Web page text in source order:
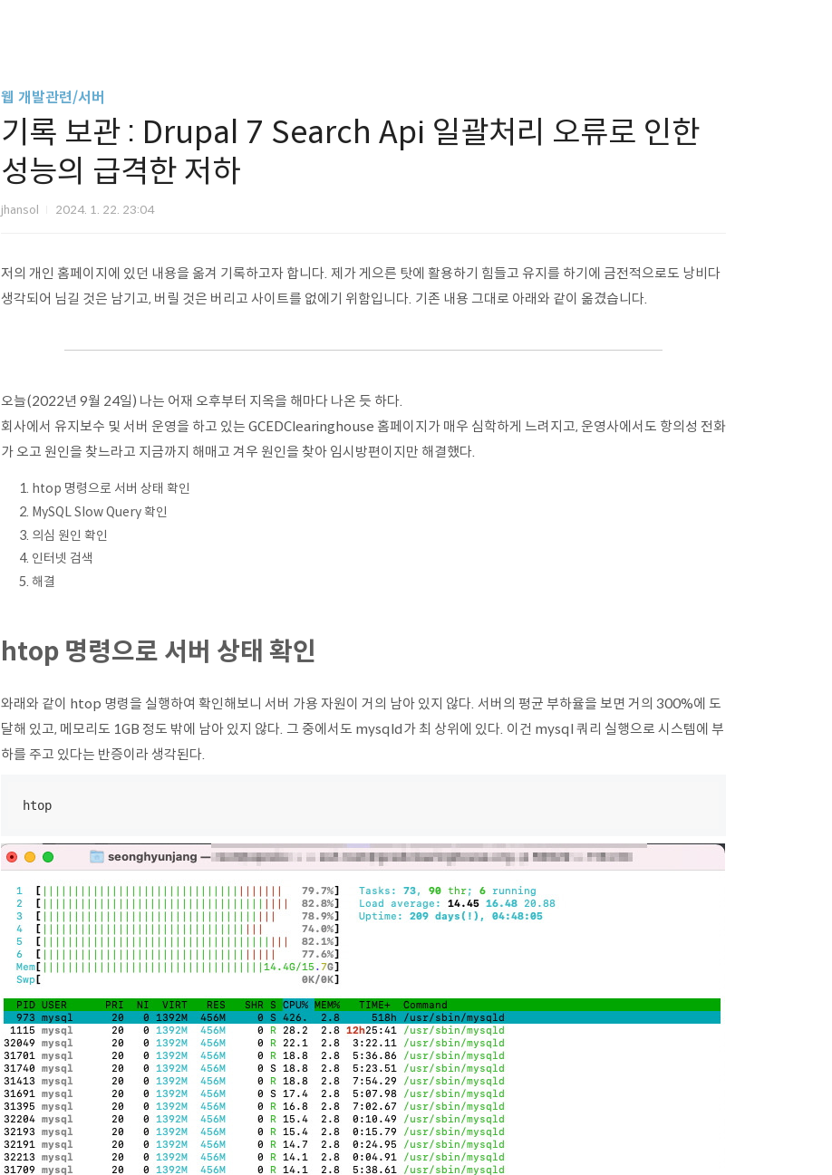
웹 개발관련/서버
기록 보관 : Drupal 7 Search Api 일괄처리 오류로 인한
성능의 급격한 저하
jhansol 2024. 1. 22. 23:04
저의 개인 홈페이지에 있던 내용을 옮겨 기록하고자 합니다. 제가 게으른 탓에 활용하기 힘들고 유지를 하기에 금전적으로도 낭비다
생각되어 님길 것은 남기고, 버릴 것은 버리고 사이트를 없에기 위함입니다. 기존 내용 그대로 아래와 같이 옮겼습니다.
오늘(2022년 9월 24일) 나는 어재 오후부터 지옥을 해마다 나온 듯 하다.
회사에서 유지보수 및 서버 운영을 하고 있는 GCEDClearinghouse 홈페이지가 매우 심학하게 느려지고, 운영사에서도 항의성 전화
가 오고 원인을 찾느라고 지금까지 해매고 겨우 원인을 찾아 임시방편이지만 해결했다.
htop 명령으로 서버 상태 확인
MySQL Slow Query 확인
의심 원인 확인
인터넷 검색
해결
htop 명령으로 서버 상태 확인
와래와 같이 htop 명령을 실행하여 확인해보니 서버 가용 자원이 거의 남아 있지 않다. 서버의 평균 부하율을 보면 거의 300%에 도
달해 있고, 메모리도 1GB 정도 밖에 남아 있지 않다. 그 중에서도 mysqld가 최 상위에 있다. 이건 mysql 쿼리 실행으로 시스템에 부
하를 주고 있다는 반증이라 생각된다.
htop